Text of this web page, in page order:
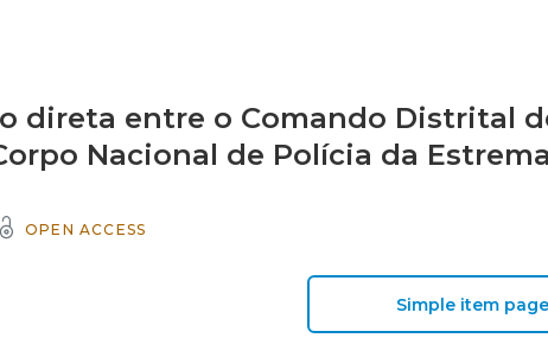
direta entre o Comando Distrital
Nacional de Polícia da
OPEN ACCESS
Simple item page